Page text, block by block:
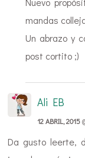
mandas
Un abrazo y
post cortito ;)
Ali EB
12 ABRIL, 2015
Da gusto leerte,